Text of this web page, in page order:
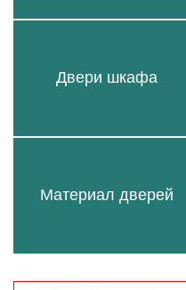
Двери шкафа
Материал дверей